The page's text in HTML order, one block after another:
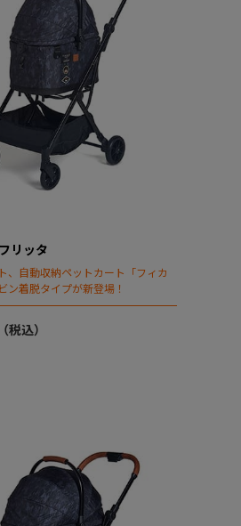
リッタ
、自動収納ペットカート「フィカ
ン着脱タイプが新登場！